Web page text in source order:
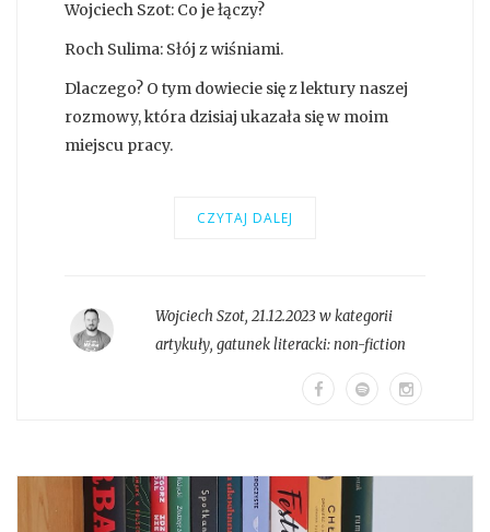
Wojciech Szot: Co je łączy?
Roch Sulima: Słój z wiśniami.
Dlaczego? O tym dowiecie się z lektury naszej
rozmowy, która dzisiaj ukazała się w moim
miejscu pracy.
CZYTAJ DALEJ
Wojciech Szot, 21.12.2023 w kategorii
artykuły, gatunek literacki:non-fiction